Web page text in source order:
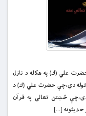
علي (ك) په هکله د نازل
خوله دي،چې حضرت علي (ك) د
څښتن تعالى په قرآن
[…]